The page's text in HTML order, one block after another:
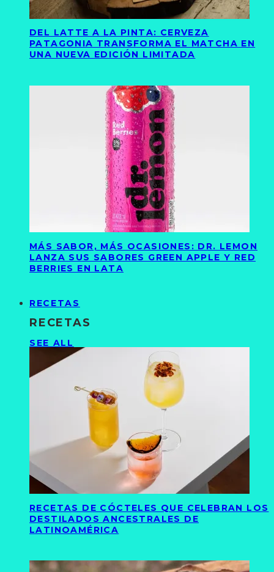
DEL LATTE A LA PINTA: CERVEZA
PATAGONIA TRANSFORMA EL MATCHA EN
UNA NUEVA EDICIÓN LIMITADA
MÁS SABOR, MÁS OCASIONES: DR. LEMON
LANZA SUS SABORES GREEN APPLE Y RED
BERRIES EN LATA
RECETAS
RECETAS
SEE ALL
RECETAS DE CÓCTELES QUE CELEBRAN LOS
DESTILADOS ANCESTRALES DE
LATINOAMÉRICA